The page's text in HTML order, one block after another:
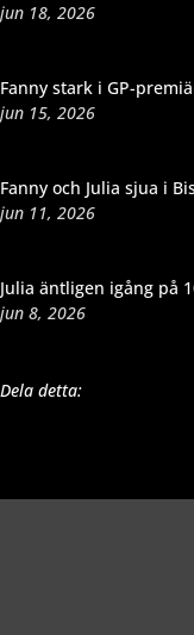
jun 18, 2026
Fanny stark i GP-
jun 15, 2026
Fanny och Julia sjua i
jun 11, 2026
Julia äntligen igång på
jun 8, 2026
Dela detta: